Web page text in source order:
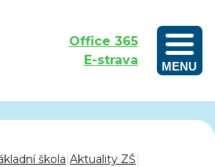
Office 365
E-strava
MENU
škola|Aktuality ZŠ|